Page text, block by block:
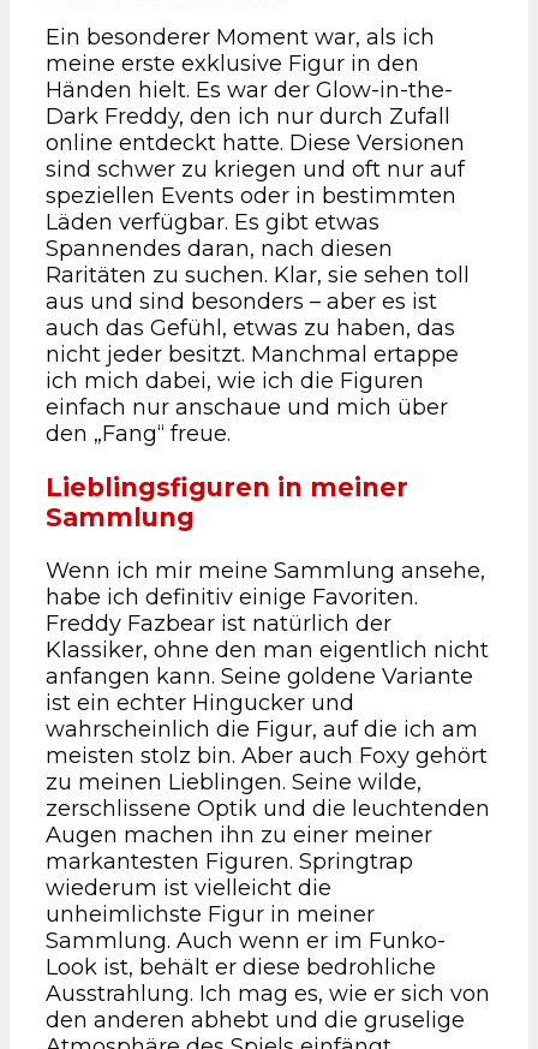
Ein besonderer Moment war, als ich
meine erste exklusive Figur in den
Händen hielt. Es war der Glow-in-the-
Dark Freddy, den ich nur durch Zufall
online entdeckt hatte. Diese Versionen
sind schwer zu kriegen und oft nur auf
speziellen Events oder in bestimmten
Läden verfügbar. Es gibt etwas
Spannendes daran, nach diesen
Raritäten zu suchen. Klar, sie sehen toll
aus und sind besonders – aber es ist
auch das Gefühl, etwas zu haben, das
nicht jeder besitzt. Manchmal ertappe
ich mich dabei, wie ich die Figuren
einfach nur anschaue und mich über
den „Fang“ freue.
Lieblingsfiguren in meiner
Sammlung
Wenn ich mir meine Sammlung ansehe,
habe ich definitiv einige Favoriten.
Freddy Fazbear ist natürlich der
Klassiker, ohne den man eigentlich nicht
anfangen kann. Seine goldene Variante
ist ein echter Hingucker und
wahrscheinlich die Figur, auf die ich am
meisten stolz bin. Aber auch Foxy gehört
zu meinen Lieblingen. Seine wilde,
zerschlissene Optik und die leuchtenden
Augen machen ihn zu einer meiner
markantesten Figuren. Springtrap
wiederum ist vielleicht die
unheimlichste Figur in meiner
Sammlung. Auch wenn er im Funko-
Look ist, behält er diese bedrohliche
Ausstrahlung. Ich mag es, wie er sich von
den anderen abhebt und die gruselige